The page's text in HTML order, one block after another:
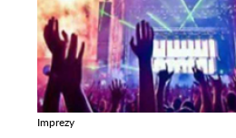
Imprezy